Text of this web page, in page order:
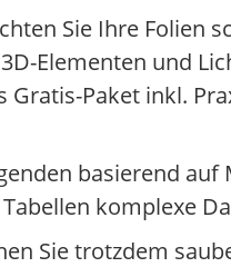
Sie Ihre Folien
Elementen und
Gratis-Paket inkl.
basierend auf
komplexe
Sie trotzdem